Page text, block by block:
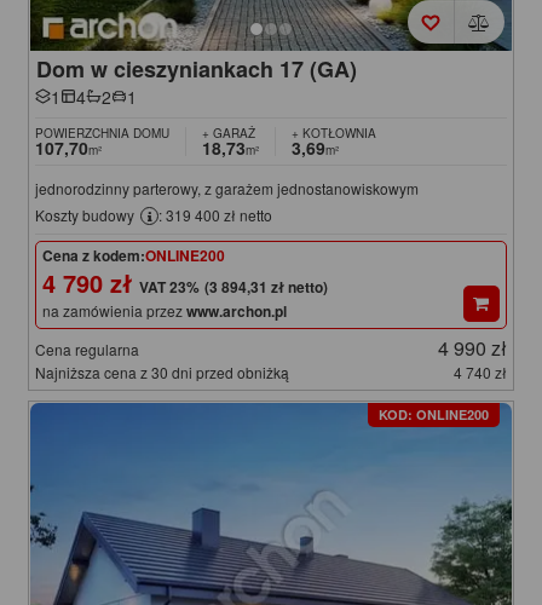
Dom w cieszyniankach 17 (GA)
1 4 2 1
POWIERZCHNIA DOMU
107,70m²
+ GARAŻ
18,73m²
+ KOTŁOWNIA
3,69m²
jednorodzinny parterowy, z garażem jednostanowiskowym
Koszty budowy
: 319 400 zł netto
Cena z kodem:ONLINE200
4 790 zł (3 894,31 zł netto)
na zamówienia przezwww.archon.pl
Cena regularna 4 990 zł
Najniższa cena z 30 dni przed obniżką 4 740 zł
KOD: ONLINE200